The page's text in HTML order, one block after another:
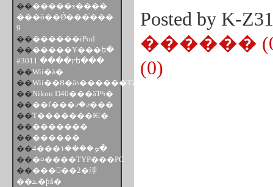
Posted by K-
������
(0)
�������ɤ����
���õ��Ǿ���ͥ���
9
��������iPod
�������Υ���ե�
#3011 ����ץե���
��Wii�λ�
��Wii��Ȣ�äƾ������Τʡ�
��
Nikon D40���äƤߤ�
��
��ľ���ޤ�ޤ���
��Ƭ�������Ѥ�
���������
��������
��
4���ܤ����١�
���¤����ΤΥΡ���PC
�����󥰥��2�浡
��ܥ�ƥå�